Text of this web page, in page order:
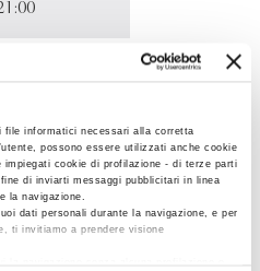
informatici necessari alla corretta
possono essere utilizzati anche cookie
cookie di profilazione - di terze parti
di inviarti messaggi pubblicitari in linea
la navigazione.
dati personali durante la navigazione, e per
ti invitiamo a prendere visione
Biella (BI)
libro "Storia e coscienza del